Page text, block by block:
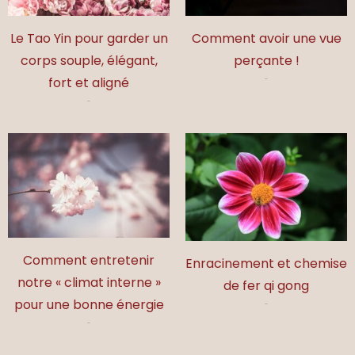
et
sons
Le Tao Yin pour garder un
corps souple, élégant,
fort et aligné
Comment avoir une vue
perçante !
Comment entretenir
notre « climat interne »
pour une bonne énergie
Enracinement et chemise
de fer qi gong